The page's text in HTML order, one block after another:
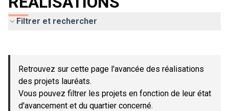
Filtrer et rechercher
−
Retrouvez sur cette page l'avancée des réalisations
des projets lauréats.
Vous pouvez filtrer les projets en fonction de leur état
d'avancement et du quartier concerné.